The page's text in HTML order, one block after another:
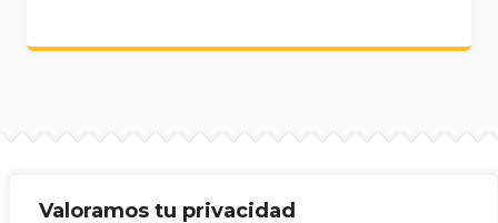
Valoramos tu privacidad